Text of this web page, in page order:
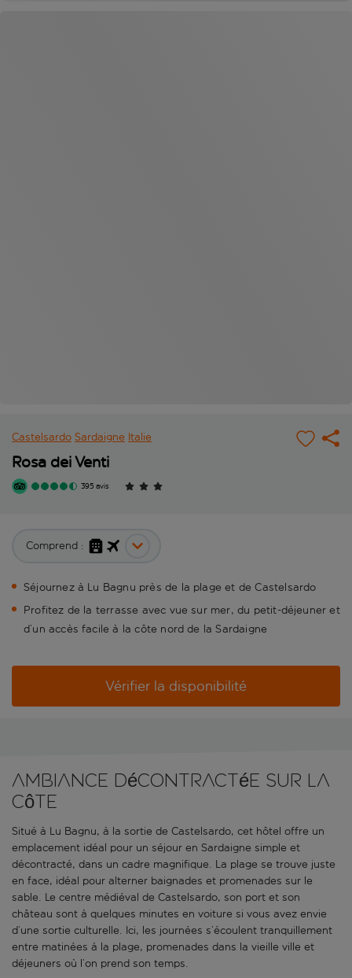
Castelsardo Sardaigne Italie
Rosa dei Venti
395 avis
Comprend :
Séjournez à Lu Bagnu près de la plage et de Castelsardo
Profitez de la terrasse avec vue sur mer, du petit-déjeuner et
d’un accès facile à la côte nord de la Sardaigne
Vérifier la disponibilité
Ambiance décontractée sur la
côte
Situé à Lu Bagnu, à la sortie de Castelsardo, cet hôtel offre un
emplacement idéal pour un séjour en Sardaigne simple et
décontracté, dans un cadre magnifique. La plage se trouve juste
en face, idéal pour alterner baignades et promenades sur le
sable. Le centre médiéval de Castelsardo, son port et son
château sont à quelques minutes en voiture si vous avez envie
d’une sortie culturelle. Ici, les journées s’écoulent tranquillement
entre matinées à la plage, promenades dans la vieille ville et
déjeuners où l’on prend son temps.